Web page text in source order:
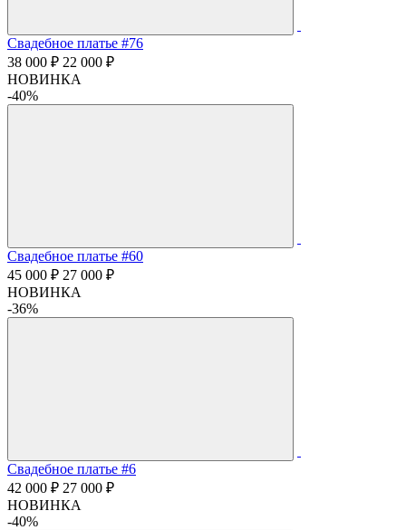
Свадебное платье #76
38 000 ₽ 22 000 ₽
НОВИНКА
-40%
Свадебное платье #60
45 000 ₽ 27 000 ₽
НОВИНКА
-36%
Свадебное платье #6
42 000 ₽ 27 000 ₽
НОВИНКА
-40%